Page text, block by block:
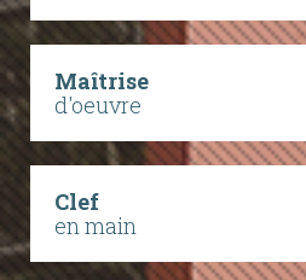
Maîtrise
d'oeuvre
Clef
en main